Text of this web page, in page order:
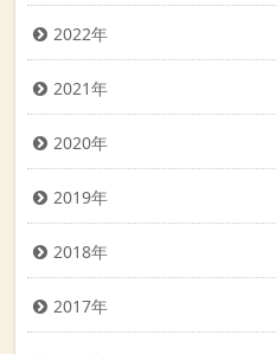
2022年
2021年
2020年
2019年
2018年
2017年